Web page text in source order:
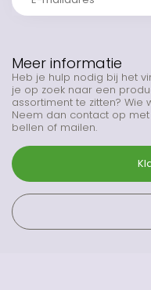
Meer informatie
Heb je hulp nodig bij het
je op zoek naar een
assortiment te zitten?
Neem dan contact op met
bellen of mailen.